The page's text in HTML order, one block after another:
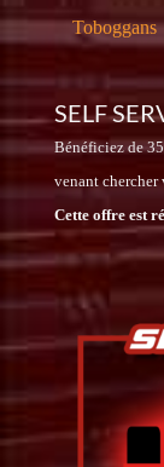
Toboggans
SELF
Bénéficiez de
venant chercher
Cette offre est